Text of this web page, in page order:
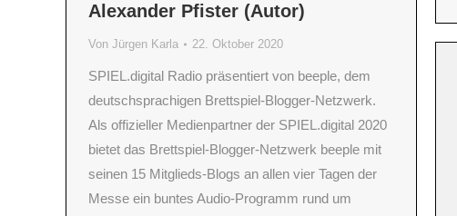
Alexander Pfister (Autor)
Von Jürgen Karla 22. Oktober 2020
SPIEL.digital Radio präsentiert von beeple, dem
deutschsprachigen Brettspiel-Blogger-Netzwerk.
Als offizieller Medienpartner der SPIEL.digital 2020
bietet das Brettspiel-Blogger-Netzwerk beeple mit
seinen 15 Mitglieds-Blogs an allen vier Tagen der
Messe ein buntes Audio-Programm rund um